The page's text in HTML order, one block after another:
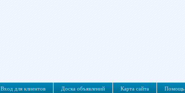
Вход для клиентов Доска объявлений Карта сайта Помощь